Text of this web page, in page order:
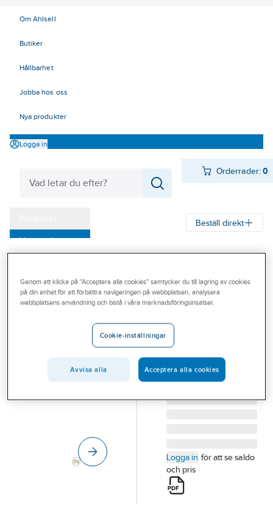
Om Ahlsell
Butiker
Hållbarhet
Jobba hos oss
Nya produkter
Logga in
Orderrader:0
Varumärken
Outlet
Branscher
Beställ direkt
Golvmarkör
GOLVMARKÖR RUND
Artikelnummer:
Lev. artikelnr: 277-316-1
Logga in för att se saldo
och pris
Genom att klicka på "Acceptera alla cookies" samtycker du till lagring av cookies
på din enhet för att förbättra navigeringen på webbplatsen, analysera
webbplatsens användning och bistå i våra marknadsföringsinsatser.
Cookie-inställningar
Avvisa alla Acceptera alla cookies